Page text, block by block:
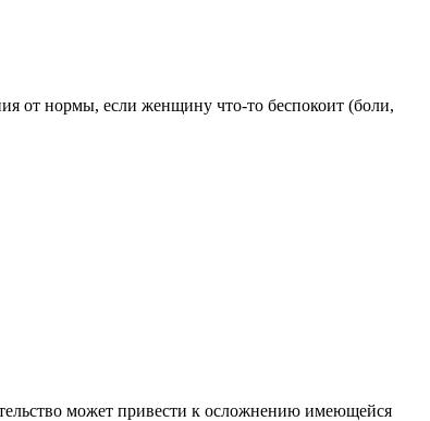
от нормы, если женщину что-то беспокоит (боли,
может привести к осложнению имеющейся